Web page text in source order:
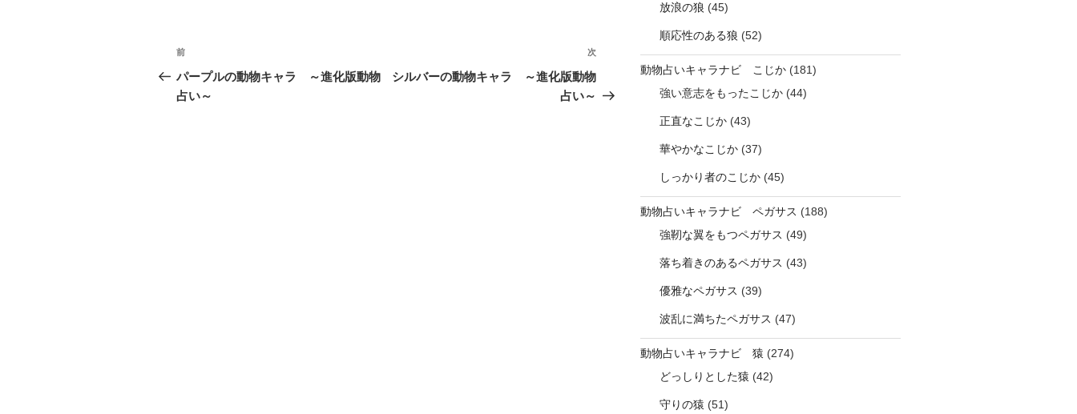
投
稿
ナ
前
の
投
前
パープルの動物キャラ ～進化版動物
占い～
次
の
投
次
シルバーの動物キャラ ～進化版動物
占い～
放浪の狼 (45)
順応性のある狼 (52)
動物占いキャラナビ こじか(181)
強い意志をもったこじか(44)
正直なこじか(43)
華やかなこじか(37)
しっかり者のこじか(45)
動物占いキャラナビ ペガサス (188)
強靭な翼をもつペガサス (49)
落ち着きのあるペガサス (43)
優雅なペガサス (39)
波乱に満ちたペガサス (47)
動物占いキャラナビ 猿 (274)
どっしりとした猿 (42)
守りの猿 (51)